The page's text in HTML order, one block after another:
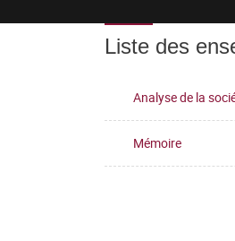
Liste des
Analyse de la
Mémoire